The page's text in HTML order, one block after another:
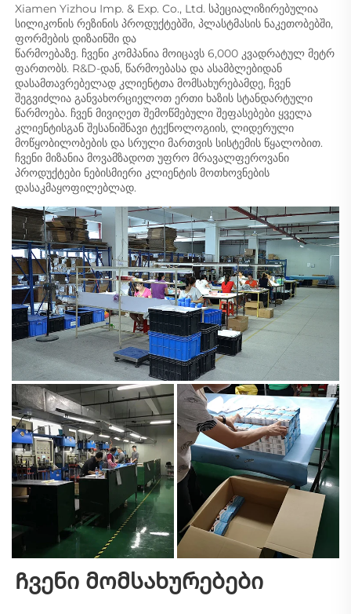
Xiamen Yizhou Imp. & Exp. Co., Ltd. სპეციალიზირებულია
სილიკონის რეზინის პროდუქტებში, პლასტმასის ნაკეთობებში,
ფორმების დიზაინში და
წარმოებაზე. ჩვენი კომპანია მოიცავს 6,000 კვადრატულ მეტრ
ფართობს. R&D-დან, წარმოებასა და ასამბლებიდან
დასამთავრებელად კლიენტთა მომსახურებამდე, ჩვენ
შეგვიძლია განვახორციელოთ ერთი ხაზის სტანდარტული
წარმოება. ჩვენ მივიღეთ შემოწმებული შეფასებები ყველა
კლიენტისგან შესანიშნავი ტექნოლოგიის, ლიდერული
მოწყობილობების და სრული მართვის სისტემის წყალობით.
ჩვენი მიზანია მოვამზადოთ უფრო მრავალფეროვანი
პროდუქტები ნებისმიერი კლიენტის მოთხოვნების
დასაკმაყოფილებლად.
Ჩვენი მომსახურებები